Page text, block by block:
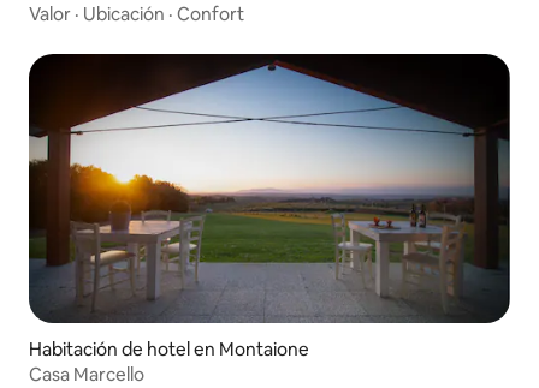
Valor · Ubicación · Confort
Habitación de hotel en Montaione
Casa Marcello